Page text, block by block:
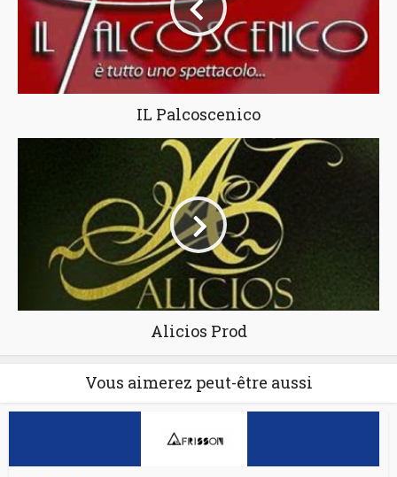
IL Palcoscenico
Alicios Prod
Vous aimerez peut-être aussi